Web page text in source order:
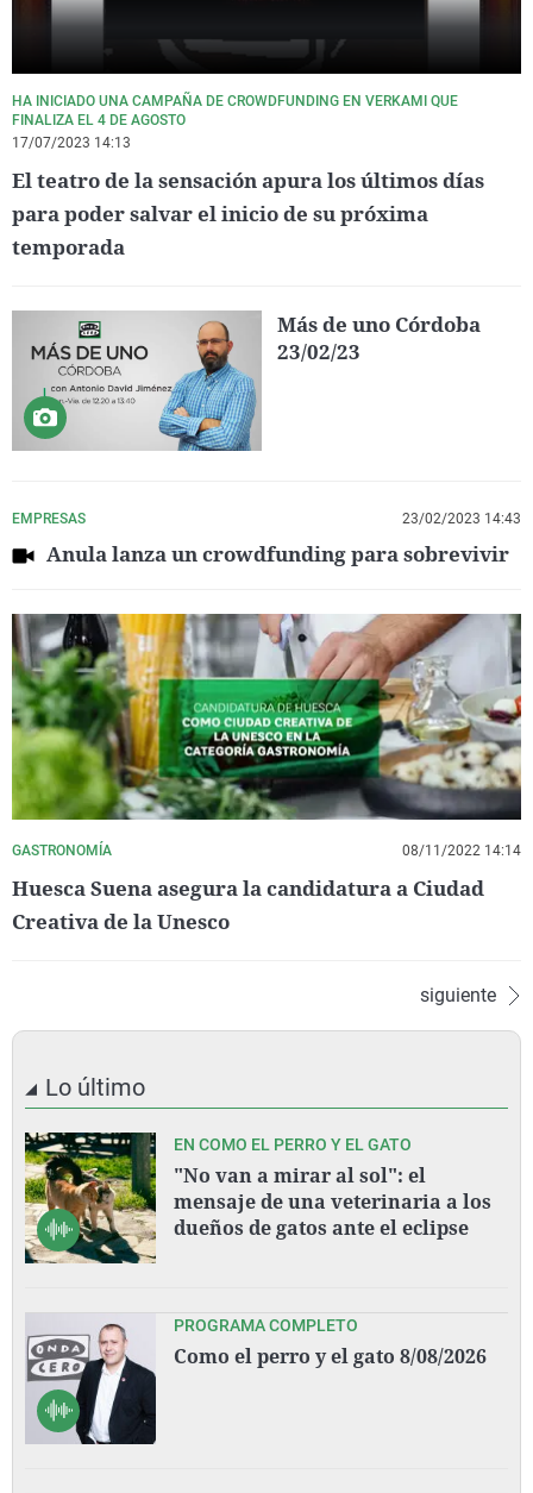
HA INICIADO UNA CAMPAÑA DE CROWDFUNDING EN VERKAMI QUE
FINALIZA EL 4 DE AGOSTO
17/07/2023 14:13
El teatro de la sensación apura los últimos días
para poder salvar el inicio de su próxima
temporada
Más de uno Córdoba
23/02/23
EMPRESAS 23/02/2023 14:43
Anula lanza un crowdfunding para sobrevivir
GASTRONOMÍA 08/11/2022 14:14
Huesca Suena asegura la candidatura a Ciudad
Creativa de la Unesco
siguiente
Lo último
EN COMO EL PERRO Y EL GATO
"No van a mirar al sol": el
mensaje de una veterinaria a los
dueños de gatos ante el eclipse
PROGRAMA COMPLETO
Como el perro y el gato 8/08/2026